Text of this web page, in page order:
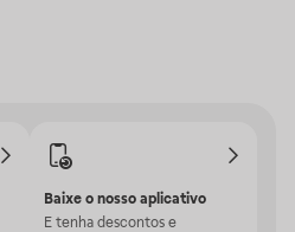
Baixe o nosso aplicativo
E tenha descontos e